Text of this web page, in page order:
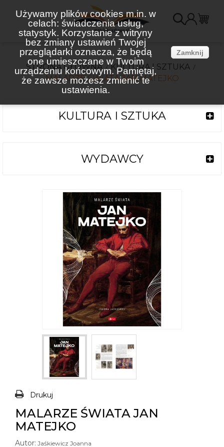
Używamy plików cookies m.in. w
celach: świadczenia usług,
statystyk. Korzystanie z witryny
bez zmiany ustawień Twojej
przeglądarki oznacza, że będą
one umieszczane w Twoim
urządzeniu końcowym. Pamiętaj,
że zawsze możesz zmienić te
ustawienia.
Zamknij
STRONA GŁÓWNA
KULTURA I SZTUKA
MALARZE ŚWIATA JAN MATEJKO
KULTURA I SZTUKA
WYDAWCY
Drukuj
MALARZE ŚWIATA JAN
MATEJKO
Autor: Jaśkiewicz Joanna